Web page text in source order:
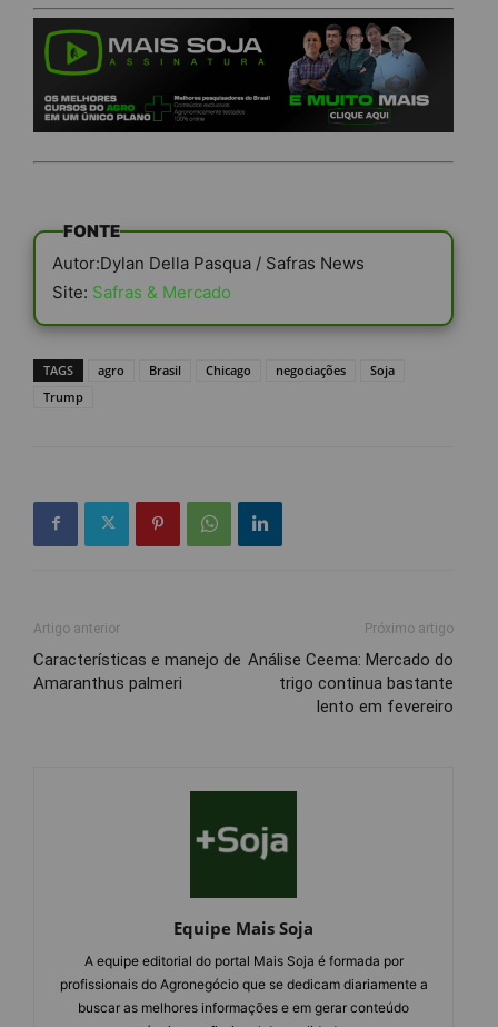
FONTE
Autor:Dylan Della Pasqua / Safras News
Site: Safras & Mercado
TAGS agro Brasil Chicago negociações
Soja
Trump
Artigo anterior
Características e manejo de
Amaranthus palmeri
Próximo artigo
Análise Ceema: Mercado do
trigo continua bastante
lento em fevereiro
Equipe Mais Soja
A equipe editorial do portal Mais Soja é formada por
profissionais do Agronegócio que se dedicam diariamente a
buscar as melhores informações e em gerar conteúdo